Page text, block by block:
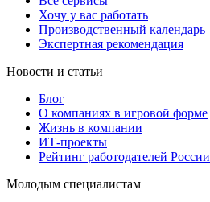
Хочу у вас работать
Производственный календарь
Экспертная рекомендация
Новости и статьи
Блог
О компаниях в игровой форме
Жизнь в компании
ИТ-проекты
Рейтинг работодателей России
Молодым специалистам